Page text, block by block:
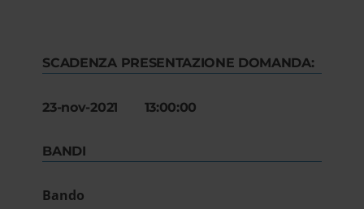
SCADENZA PRESENTAZIONE DOMANDA:
23-nov-2021 13:00:00
BANDI
Bando